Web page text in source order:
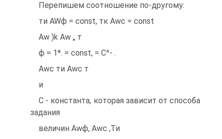
Перепишем соотношение по-другому:
ти AWф = const, тк Awc = const
Aw )k Aw „ т
ф = 1*. = const, = С^- .
Awc ти Awc т
и
С - константа, которая зависит от способа
задания
величин Awф, Awc ,Ти